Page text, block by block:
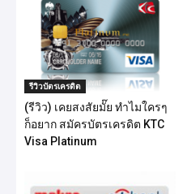
รีวิวบัตรเครดิต
(รีวิว) เคยสงสัยมั๊ย ทำไมใครๆ
ก็อยาก สมัครบัตรเครดิต KTC
Visa Platinum